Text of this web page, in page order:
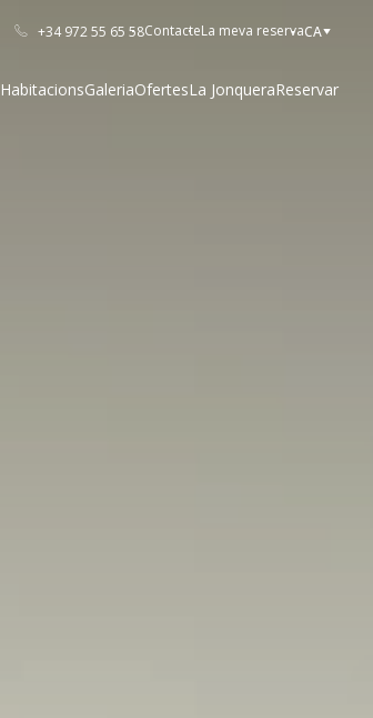
+34 972 55 65 58ContacteLa meva reservaCA
HabitacionsGaleriaOfertesLa JonqueraReservar